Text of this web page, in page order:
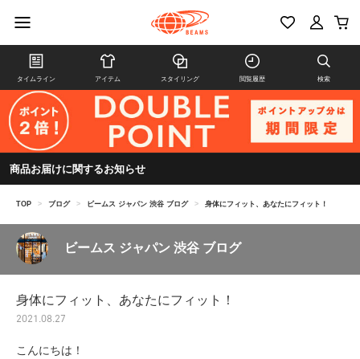
タイムライン アイテム スタイリング 閲覧履歴 検索
商品お届けに関するお知らせ
TOP > ブログ > ビームス ジャパン 渋谷 ブログ > 身体にフィット、あなたにフィット！
ビームス ジャパン 渋谷 ブログ
身体にフィット、あなたにフィット！
2021.08.27
こんにちは！